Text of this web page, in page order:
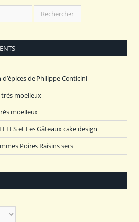
d’épices de Philippe Conticini
trés moelleux
moelleux
et Les Gâteaux cake design
Poires Raisins secs